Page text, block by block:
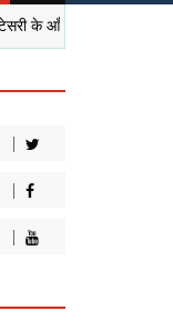
में सजा नेतृत्व का मुकुट,